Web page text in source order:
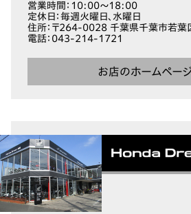
営業時間 ：10:00～18:00
定休日 ：毎週火曜日、水曜日
住所：〒264-0028 千葉県千葉市若
電話：043-214-1721
お店のホームペー